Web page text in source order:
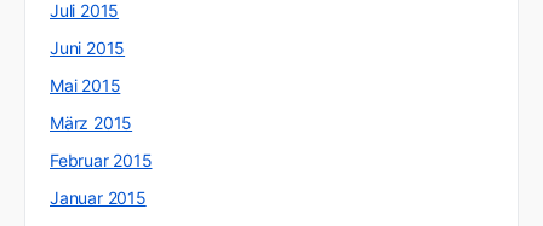
Juli 2015
Juni 2015
Mai 2015
März 2015
Februar 2015
Januar 2015